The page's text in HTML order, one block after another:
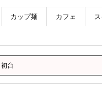
カップ麺 カフェ
初台